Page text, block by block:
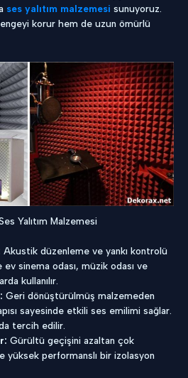
ses yalıtım malzemesi sunuyoruz.
korur hem de uzun ömürlü
Yalıtım Malzemesi
Akustik düzenleme ve yankı kontrolü
ev sinema odası, müzik odası ve
kullanılır.
Geri dönüştürülmüş malzemeden
sayesinde etkili ses emilimi sağlar.
tercih edilir.
Gürültü geçişini azaltan çok
yüksek performanslı bir izolasyon